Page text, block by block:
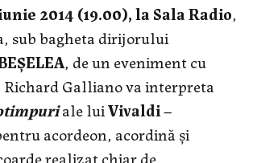
2014 (19.00), la Sala Radio,
sub bagheta dirijorului
, de un eveniment cu
Galliano va interpreta
ale luiVivaldi–
acordeon, acordină şi
realizat chiar de